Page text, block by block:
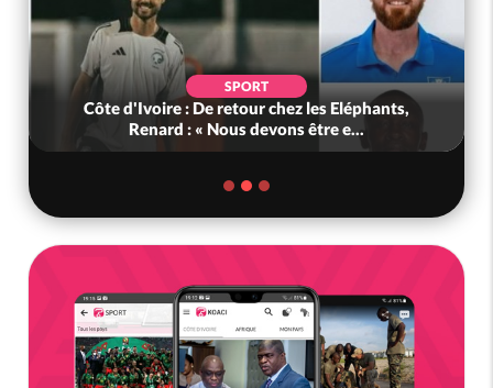
SPORT
Côte d'Ivoire : De retour chez les Eléphants,
Renard : « Nous devons être e...